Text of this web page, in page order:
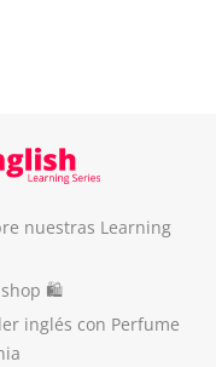
nuestras Learning
🛍
inglés con Perfume